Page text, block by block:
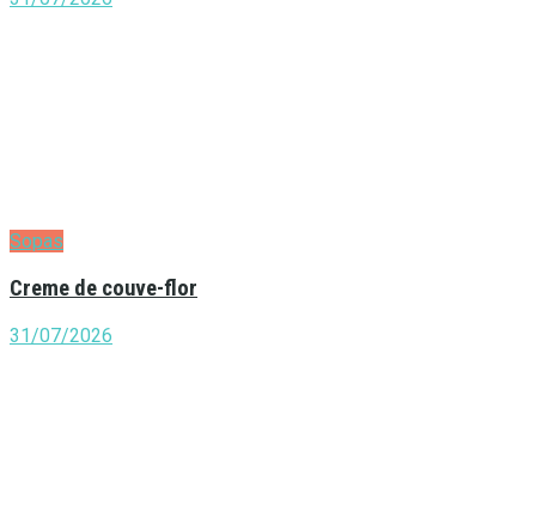
Sopas
Creme de couve-flor
31/07/2026